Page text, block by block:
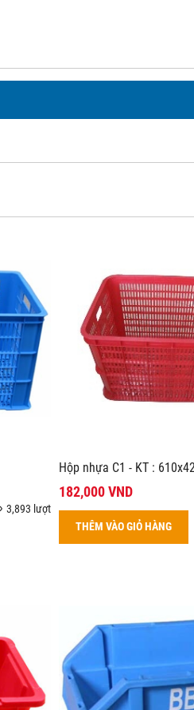
3,893 lượt
Hộp nhựa C1 - KT :
182,000 VND
THÊM VÀO GIỎ HÀNG